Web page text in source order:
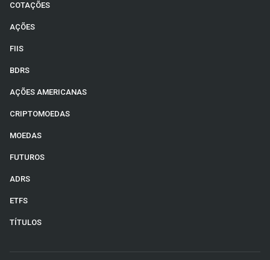
COTAÇÕES
AÇÕES
FIIS
BDRS
AÇÕES AMERICANAS
CRIPTOMOEDAS
MOEDAS
FUTUROS
ADRS
ETFS
TÍTULOS